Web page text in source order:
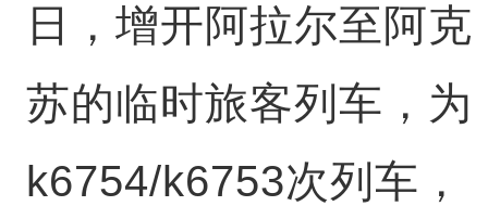
日，增开阿拉尔至阿克
苏的临时旅客列车，为
k6754/k6753次列车，